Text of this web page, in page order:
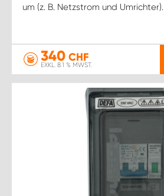
um (z. B. Netzstrom und Umrichter).
340 CHF
EXKL. 8.1 % MWST.